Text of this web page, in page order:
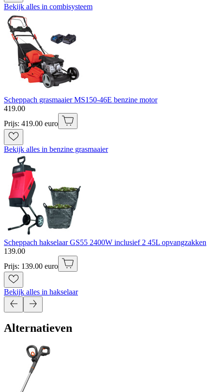
Bekijk alles in combisysteem
Scheppach grasmaaier MS150-46E benzine motor
419.00
Prijs: 419.00 euro
Bekijk alles in benzine grasmaaier
Scheppach hakselaar GS55 2400W inclusief 2 45L opvangzakken
139.00
Prijs: 139.00 euro
Bekijk alles in hakselaar
Alternatieven